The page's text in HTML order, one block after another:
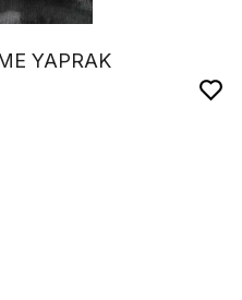
YAPRAK